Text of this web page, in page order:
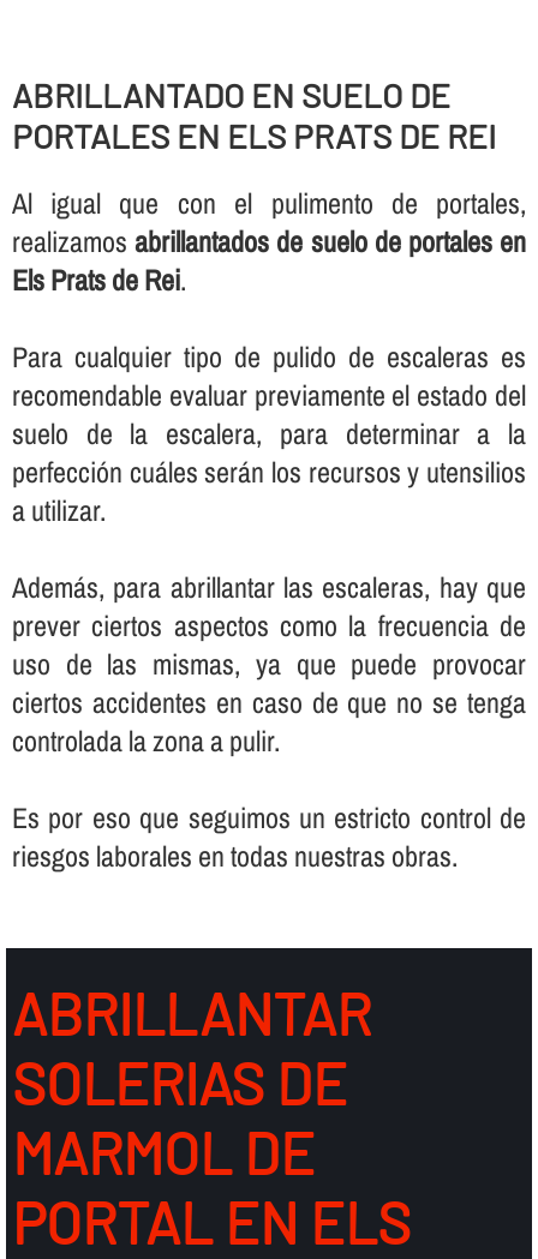
ABRILLANTADO EN SUELO DE
PORTALES EN ELS PRATS DE REI
Al igual que con el pulimento de portales,
realizamosabrillantados de suelo de portales en
Els Prats de Rei.
Para cualquier tipo de pulido de escaleras es
recomendable evaluar previamente el estado del
suelo de la escalera, para determinar a la
perfección cuáles serán los recursos y utensilios
a utilizar.
Además, para abrillantar las escaleras, hay que
prever ciertos aspectos como la frecuencia de
uso de las mismas, ya que puede provocar
ciertos accidentes en caso de que no se tenga
controlada la zona a pulir.
Es por eso que seguimos un estricto control de
riesgos laborales en todas nuestras obras.
ABRILLANTAR
SOLERIAS DE
MARMOL DE
PORTAL EN ELS